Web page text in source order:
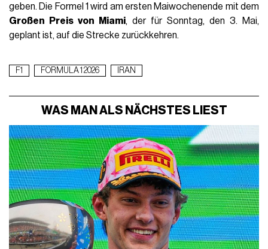
geben. Die Formel 1 wird am ersten Maiwochenende mit dem
Großen Preis von Miami, der für Sonntag, den 3. Mai,
geplant ist, auf die Strecke zurückkehren.
F1 FORMULA 1 2026 IRAN
WAS MAN ALS NÄCHSTES LIEST